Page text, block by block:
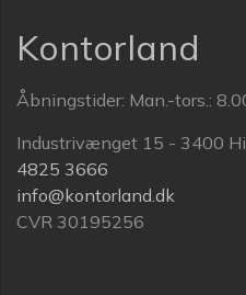
Kontorland
Åbningstider: Man.-tors.:
Industrivænget 15 - 3400
4825 3666
info@kontorland.dk
CVR 30195256